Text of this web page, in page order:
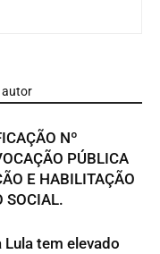
autor
Nº
PÚBLICA
E HABILITAÇÃO
SOCIAL.
tem elevado